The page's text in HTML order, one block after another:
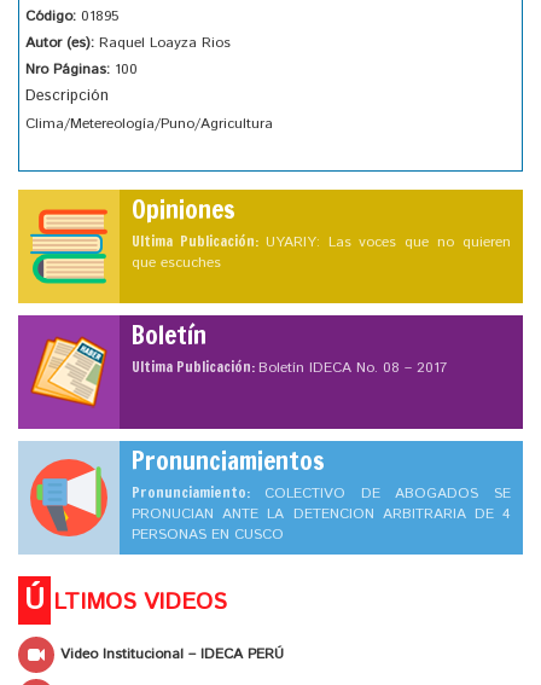
Código: 01895
Autor (es): Raquel Loayza Rios
Nro Páginas: 100
Descripción
Clima/Metereología/Puno/Agricultura
Opiniones
Ultima Publicación: UYARIY: Las voces que no quieren
que escuches
Boletín
Ultima Publicación:Boletín IDECA No. 08 – 2017
Pronunciamientos
Pronunciamiento: COLECTIVO DE ABOGADOS SE
PRONUCIAN ANTE LA DETENCION ARBITRARIA DE 4
PERSONAS EN CUSCO
Ú LTIMOS VIDEOS
Video Institucional – IDECA PERÚ